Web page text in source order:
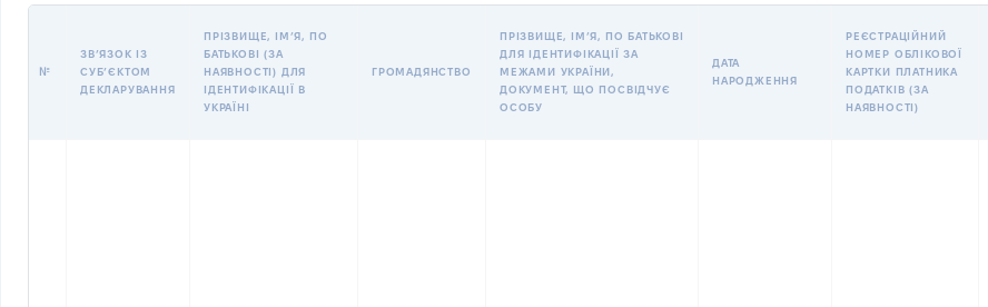
№
ЗВʼЯЗОК ІЗ
СУБʼЄКТОМ
ДЕКЛАРУВАННЯ
ПРІЗВИЩЕ, ІМʼЯ, ПО
БАТЬКОВІ (ЗА
НАЯВНОСТІ) ДЛЯ
ІДЕНТИФІКАЦІЇ В
УКРАЇНІ
ГРОМАДЯНСТВО
ПРІЗВИЩЕ, ІМʼЯ, ПО БАТЬКОВІ
ДЛЯ ІДЕНТИФІКАЦІЇ ЗА
МЕЖАМИ УКРАЇНИ,
ДОКУМЕНТ, ЩО ПОСВІДЧУЄ
ОСОБУ
ДАТА
НАРОДЖЕННЯ
РЕЄСТРАЦІЙНИЙ
НОМЕР ОБЛІКОВОЇ
КАРТКИ ПЛАТНИКА
ПОДАТКІВ (ЗА
НАЯВНОСТІ)